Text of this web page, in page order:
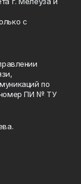
с
по
номер ПИ № ТУ